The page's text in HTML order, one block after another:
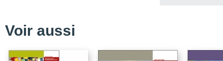
Conclusion
Voir aussi